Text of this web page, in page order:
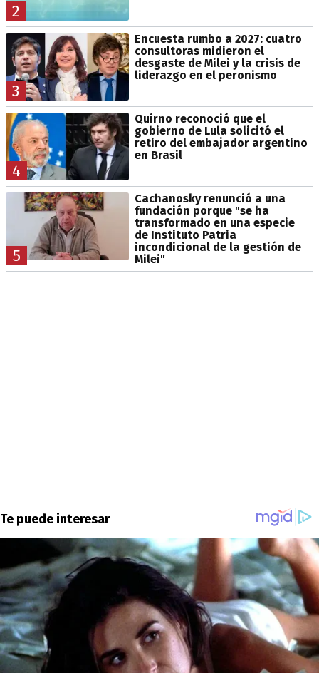
2
3
Encuesta rumbo a 2027: cuatro
consultoras midieron el
desgaste de Milei y la crisis de
liderazgo en el peronismo
4
Quirno reconoció que el
gobierno de Lula solicitó el
retiro del embajador argentino
en Brasil
5
Cachanosky renunció a una
fundación porque "se ha
transformado en una especie
de Instituto Patria
incondicional de la gestión de
Milei"